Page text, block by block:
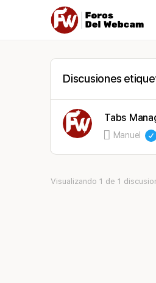
Discusiones
Tabs
Manuel
Visualizando 1 de 1